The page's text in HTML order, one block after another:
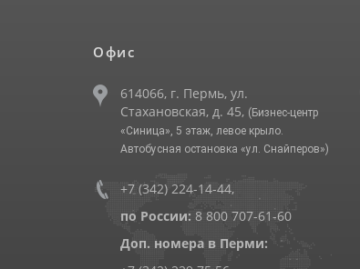
Офис
614066, г. Пермь, ул.
Стахановская, д. 45, (Бизнес-центр
«Синица», 5 этаж, левое крыло.
Автобусная остановка «ул. Снайперов»)
+7 (342) 224-14-44,
по России: 8 800 707-61-60
Доп. номера в Перми: